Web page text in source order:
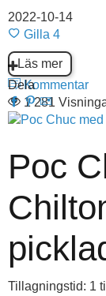
2022-10-14
Gilla 4
Läs mer
Kommentar
1 281
Dela
Poc
Tillagningstid: 1